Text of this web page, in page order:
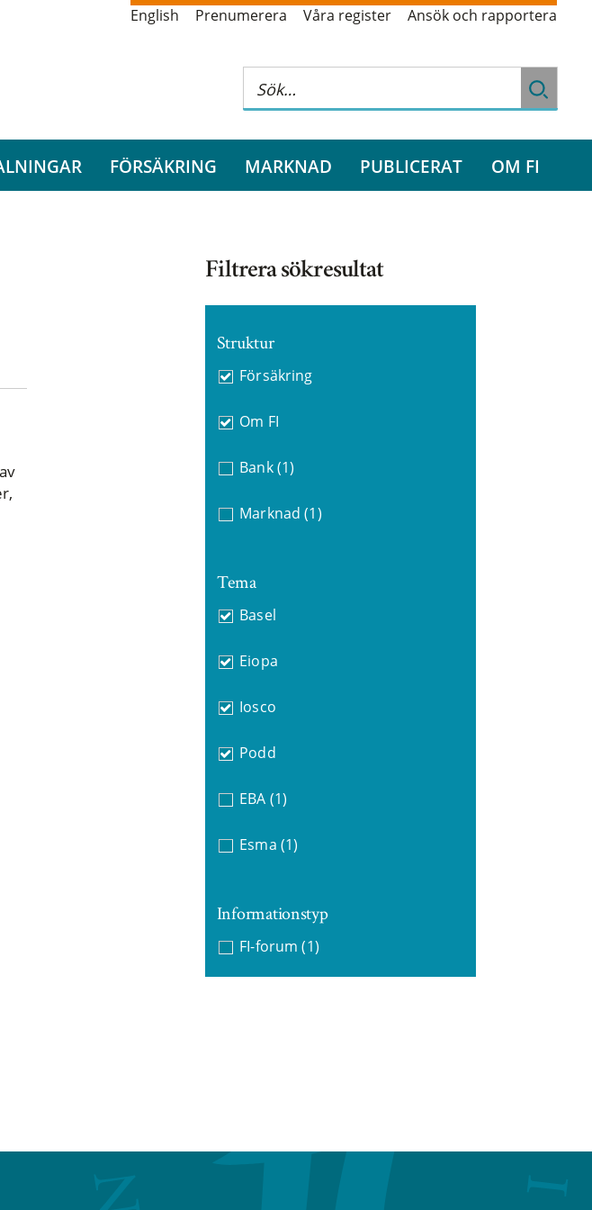
English Prenumerera Våra register Ansök och rapportera
FÖRSÄKRING MARKNAD PUBLICERAT OM FI
Filtrera sökresultat
Struktur
Försäkring
Om FI
Bank (1)
Marknad (1)
Tema
Basel
Eiopa
Iosco
Podd
EBA (1)
Esma (1)
Informationstyp
FI-forum (1)